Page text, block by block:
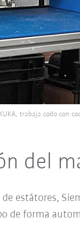
trabaja codo con
del
estátores,
de forma